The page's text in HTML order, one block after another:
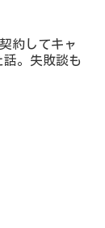
約してキャ
話。失敗談も